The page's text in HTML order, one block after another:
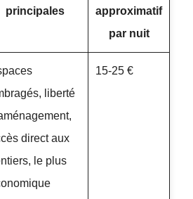
principales
approximatif
par nuit
liberté
direct aux
le plus
15-25 €